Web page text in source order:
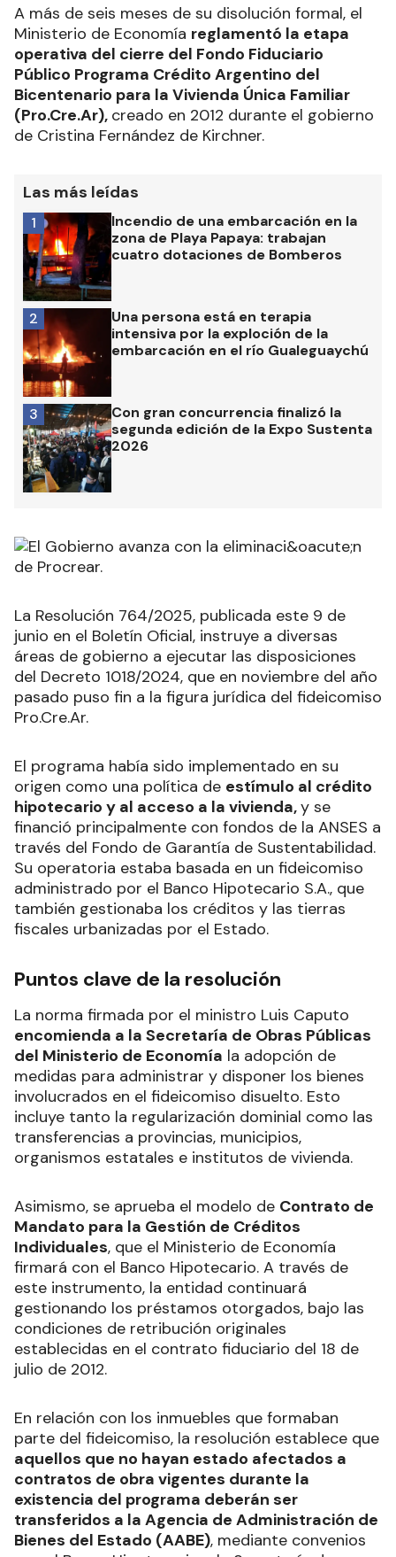
A más de seis meses de su disolución formal, el
Ministerio de Economía reglamentó la etapa
operativa del cierre del Fondo Fiduciario
Público Programa Crédito Argentino del
Bicentenario para la Vivienda Única Familiar
(Pro.Cre.Ar), creado en 2012 durante el gobierno
de Cristina Fernández de Kirchner.
Las más leídas
Incendio de una embarcación en la
zona de Playa Papaya: trabajan
cuatro dotaciones de Bomberos
1
Una persona está en terapia
intensiva por la exploción de la
embarcación en el río Gualeguaychú
2
Con gran concurrencia finalizó la
segunda edición de la Expo Sustenta
2026
3
La Resolución 764/2025, publicada este 9 de
junio en el Boletín Oficial, instruye a diversas
áreas de gobierno a ejecutar las disposiciones
del Decreto 1018/2024, que en noviembre del año
pasado puso fin a la figura jurídica del fideicomiso
Pro.Cre.Ar.
El programa había sido implementado en su
origen como una política de estímulo al crédito
hipotecario y al acceso a la vivienda,y se
financió principalmente con fondos de la ANSES a
través del Fondo de Garantía de Sustentabilidad.
Su operatoria estaba basada en un fideicomiso
administrado por el Banco Hipotecario S.A., que
también gestionaba los créditos y las tierras
fiscales urbanizadas por el Estado.
Puntos clave de la resolución
La norma firmada por el ministro Luis Caputo
encomienda a la Secretaría de Obras Públicas
del Ministerio de Economía la adopción de
medidas para administrar y disponer los bienes
involucrados en el fideicomiso disuelto. Esto
incluye tanto la regularización dominial como las
transferencias a provincias, municipios,
organismos estatales e institutos de vivienda.
Asimismo, se aprueba el modelo de Contrato de
Mandato para la Gestión de Créditos
Individuales, que el Ministerio de Economía
firmará con el Banco Hipotecario. A través de
este instrumento, la entidad continuará
gestionando los préstamos otorgados, bajo las
condiciones de retribución originales
establecidas en el contrato fiduciario del 18 de
julio de 2012.
En relación con los inmuebles que formaban
parte del fideicomiso, la resolución establece que
aquellos que no hayan estado afectados a
contratos de obra vigentes durante la
existencia del programa deberán ser
transferidos a la Agencia de Administración de
Bienes del Estado (AABE), mediante convenios